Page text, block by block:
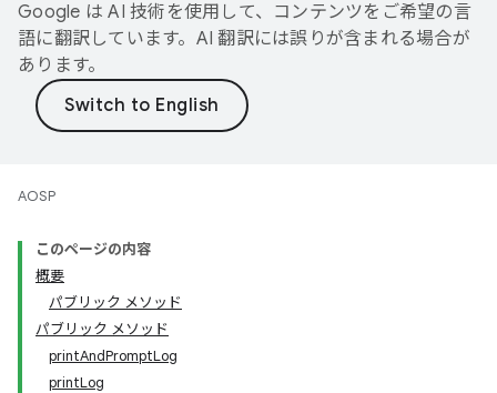
Google は AI 技術を使用して、コンテンツをご希望の言
語に翻訳しています。AI 翻訳には誤りが含まれる場合が
あります。
AOSP
このページの内容
概要
パブリック メソッド
パブリック メソッド
printAndPromptLog
printLog